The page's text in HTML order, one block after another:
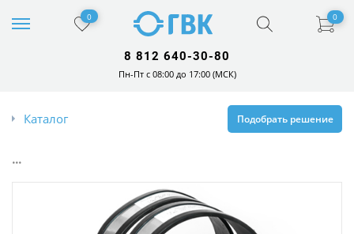
0 0
8 812 640-30-80
Пн-Пт с 08:00 до 17:00 (МСК)
Каталог Подобрать решение
...